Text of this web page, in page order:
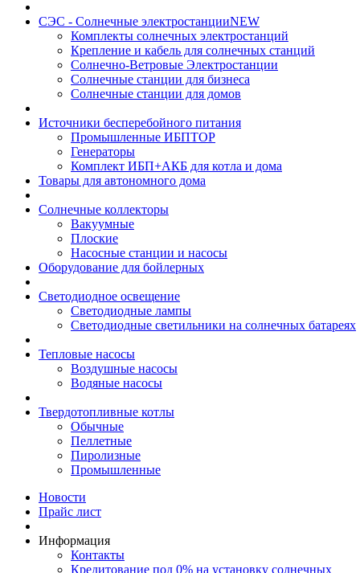
СЭС - Солнечные электростанцииNEW
Комплекты солнечных электростанций
Крепление и кабель для солнечных станций
Солнечно-Ветровые Электростанции
Солнечные станции для бизнеса
Солнечные станции для домов
Источники бесперебойного питания
Промышленные ИБПTOP
Генераторы
Комплект ИБП+АКБ для котла и дома
Товары для автономного дома
Солнечные коллекторы
Вакуумные
Плоские
Насосные станции и насосы
Оборудование для бойлерных
Светодиодное освещение
Светодиодные лампы
Светодиодные светильники на солнечных батареях
Тепловые насосы
Воздушные насосы
Водяные насосы
Твердотопливные котлы
Обычные
Пеллетные
Пиролизные
Промышленные
Новости
Прайс лист
Информация
Контакты
Кредитование под 0% на установку солнечных